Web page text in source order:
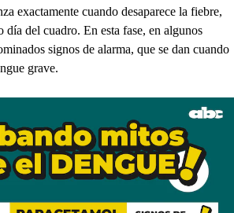
exactamente cuando desaparece la fiebre,
día del cuadro. En esta fase, en algunos
signos de alarma, que se dan cuando
grave.